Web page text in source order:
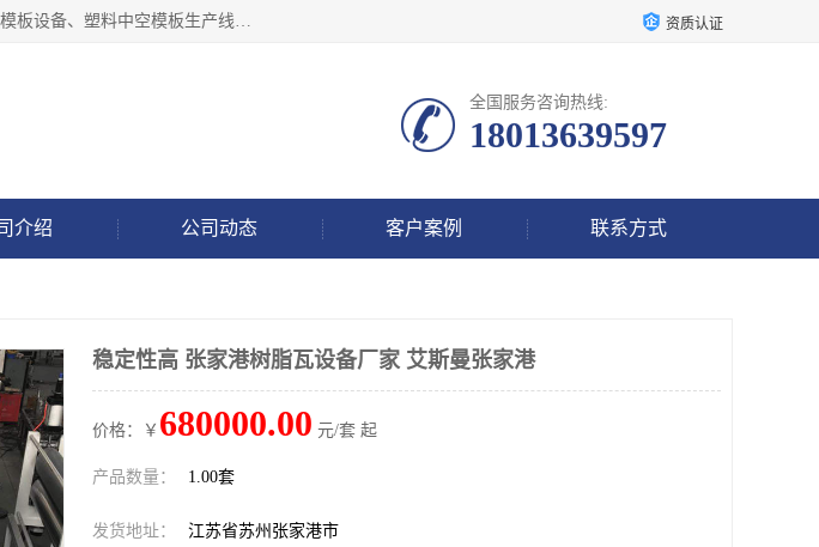
张家港市艾成机械有限公司主要经营pp中空建筑模板生产线、中空塑料模板设备、塑料中空建筑模板设备、塑料中空模板生产线、中空塑料建筑模板机器系列及相关辅机设备等。我们将不断超越自我，一如既往地为客户设计价值，竭诚为您提供更优质的技术、产品和服务！ 资质认证
全国服务咨询热线:
18013639597
介绍 公司动态 客户案例 联系方式
稳定性高 张家港树脂瓦设备厂家 艾斯曼张家港
价格：￥ 680000.00 元/套 起
产品数量： 1.00套
发货地址： 江苏省苏州张家港市